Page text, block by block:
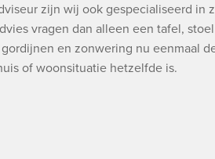
zijn wij ook gespecialiseerd in
vragen dan alleen een tafel,
en zonwering nu eenmaal
of woonsituatie hetzelfde is.